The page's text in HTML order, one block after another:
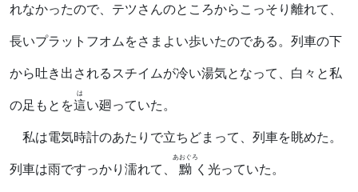
れなかったので、テツさんのところからこっそり離れて、
長いプラットフオムをさまよい歩いたのである。列車の下
から吐き出されるスチイムが冷い湯気となって、白々と私
の足もとを這
は
い廻っていた。
私は電気時計のあたりで立ちどまって、列車を眺めた。
列車は雨ですっかり濡れて、
黝
あおぐろ
く光っていた。